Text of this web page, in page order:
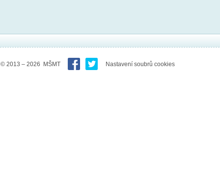
© 2013 – 2026 MŠMT Nastavení soubrů cookies